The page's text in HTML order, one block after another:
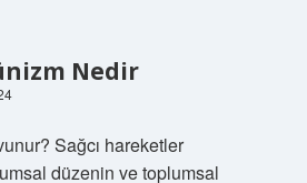
Nedir
Sağcı hareketler
düzenin ve toplumsal